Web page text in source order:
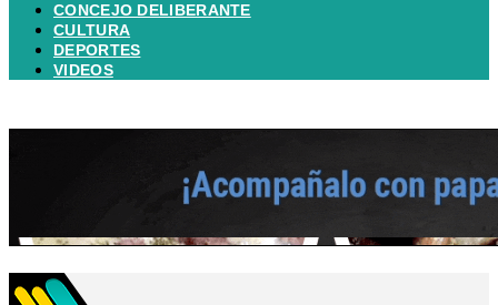
CONCEJO DELIBERANTE
CULTURA
DEPORTES
VIDEOS